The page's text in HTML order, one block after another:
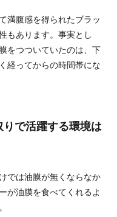
満腹感を得られたブラッ
もあります。事実とし
をつついていたのは、下
経ってからの時間帯にな
で活躍する環境は
では油膜が無くならなか
が油膜を食べてくれるよ